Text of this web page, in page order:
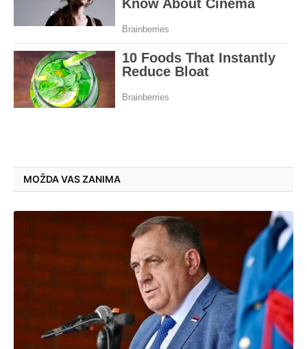
MOŽDA VAS ZANIMA